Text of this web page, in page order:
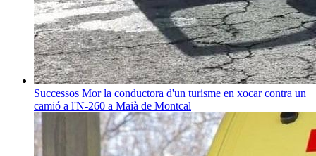
Successos Mor la conductora d'un turisme en xocar contra un
camió a l'N-260 a Maià de Montcal